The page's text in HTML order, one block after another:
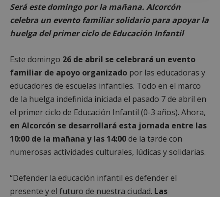
Será este domingo por la mañana. Alcorcón
celebra un evento familiar solidario para apoyar la
huelga del primer ciclo de Educación Infantil
Este domingo 26 de abril se celebrará un evento
familiar de apoyo organizado por las educadoras y
educadores de escuelas infantiles. Todo en el marco
de la huelga indefinida iniciada el pasado 7 de abril en
el primer ciclo de Educación Infantil (0-3 años). Ahora,
en Alcorcón se desarrollará esta jornada entre las
10:00 de la mañana y las 14:00de la tarde con
numerosas actividades culturales, lúdicas y solidarias.
“Defender la educación infantil es defender el
presente y el futuro de nuestra ciudad. Las